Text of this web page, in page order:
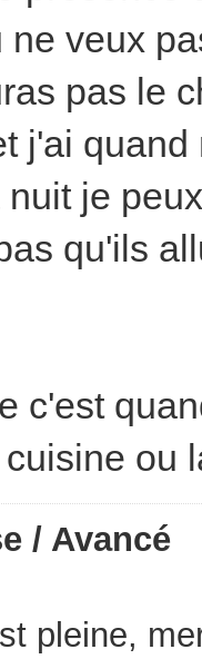
ne veux
pas le
j'ai
je
qu'ils
c'est
ou
/ Avancé
pleine,